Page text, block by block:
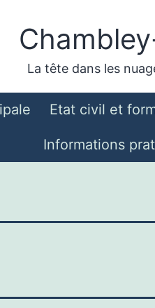
La tête dans les
Etat civil et
Informations